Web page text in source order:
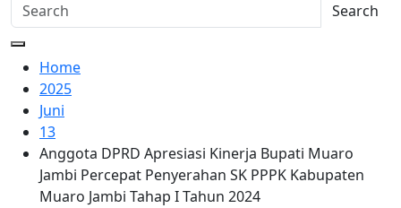
Search
Home
2025
Juni
13
Anggota DPRD Apresiasi Kinerja Bupati Muaro
Jambi Percepat Penyerahan SK PPPK Kabupaten
Muaro Jambi Tahap I Tahun 2024